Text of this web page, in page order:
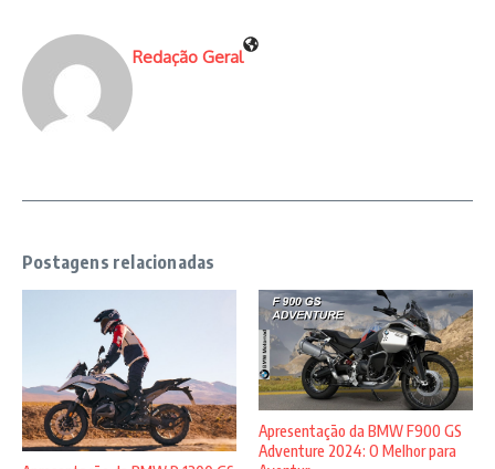
Redação Geral
Postagens relacionadas
Apresentação da BMW F900 GS
Adventure 2024: O Melhor para